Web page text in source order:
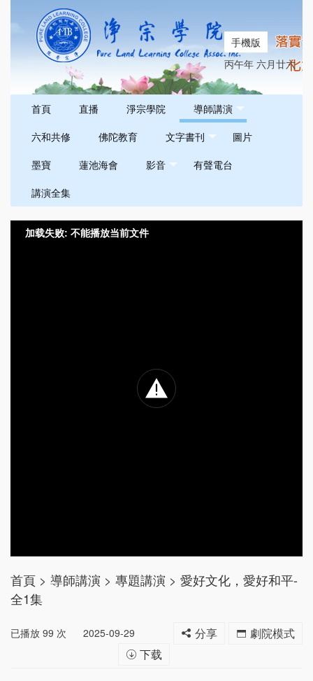
手機版
丙午年 六月廿六
首頁 直播 淨宗學院
導師講演
六和共修
佛陀教育 文字書刊
圖片
墨寶
蓮池海會 影音
有聲電台
講演全集
加载失败: 不能播放当前文件
首頁 > 導師講演 > 專題講演 > 愛好文化，愛好和平-
全1集
已播放 99 次 2025-09-29 劇院模式
分享
下载